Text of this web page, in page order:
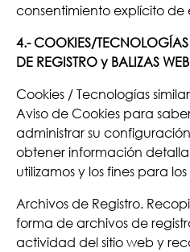
consentimiento explícito de
4.- COOKIES/
DE REGISTRO y BALIZAS WEB
Cookies / Tecnologías
Aviso de Cookies para
administrar su
obtener información
utilizamos y los fines para
Archivos de Registro.
forma de archivos de
actividad del sitio web y